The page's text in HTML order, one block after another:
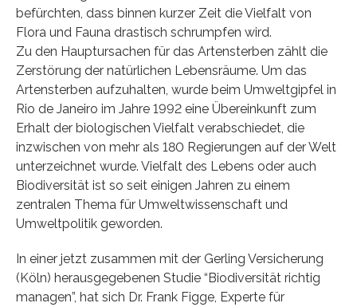
befürchten, dass binnen kurzer Zeit die Vielfalt von
Flora und Fauna drastisch schrumpfen wird.
Zu den Hauptursachen für das Artensterben zählt die
Zerstörung der natürlichen Lebensräume. Um das
Artensterben aufzuhalten, wurde beim Umweltgipfel in
Rio de Janeiro im Jahre 1992 eine Übereinkunft zum
Erhalt der biologischen Vielfalt verabschiedet, die
inzwischen von mehr als 180 Regierungen auf der Welt
unterzeichnet wurde. Vielfalt des Lebens oder auch
Biodiversität ist so seit einigen Jahren zu einem
zentralen Thema für Umweltwissenschaft und
Umweltpolitik geworden.
In einer jetzt zusammen mit der Gerling Versicherung
(Köln) herausgegebenen Studie “Biodiversität richtig
managen”, hat sich Dr. Frank Figge, Experte für